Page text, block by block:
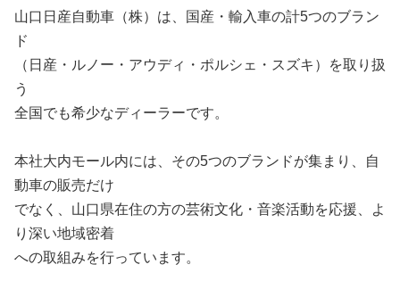
山口日産自動車（株）は、国産・輸入車の計5つのブラン
ド
（日産・ルノー・アウディ・ポルシェ・スズキ）を取り扱
う
全国でも希少なディーラーです。
本社大内モール内には、その5つのブランドが集まり、自
動車の販売だけ
でなく、山口県在住の方の芸術文化・音楽活動を応援、よ
り深い地域密着
への取組みを行っています。